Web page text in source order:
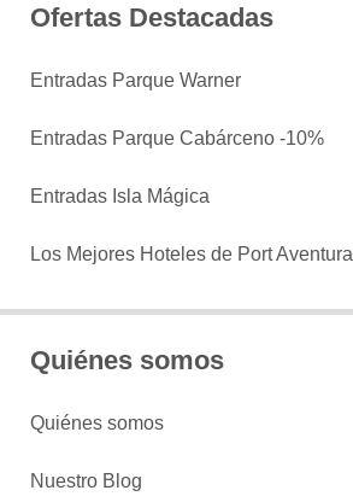
Ofertas Destacadas
Entradas Parque Warner
Entradas Parque Cabárceno -10%
Entradas Isla Mágica
Los Mejores Hoteles de Port Aventura
Quiénes somos
Quiénes somos
Nuestro Blog